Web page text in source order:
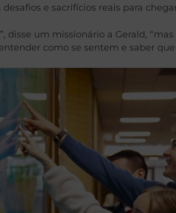
e sacrifícios reais para
disse um missionário a Gerald,
como se sentem e saber